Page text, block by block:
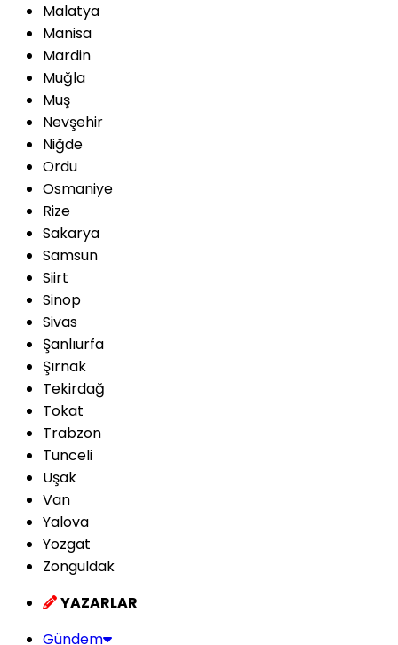
Malatya
Manisa
Mardin
Muğla
Muş
Nevşehir
Niğde
Ordu
Osmaniye
Rize
Sakarya
Samsun
Siirt
Sinop
Sivas
Şanlıurfa
Şırnak
Tekirdağ
Tokat
Trabzon
Tunceli
Uşak
Van
Yalova
Yozgat
Zonguldak
YAZARLAR
Gündem